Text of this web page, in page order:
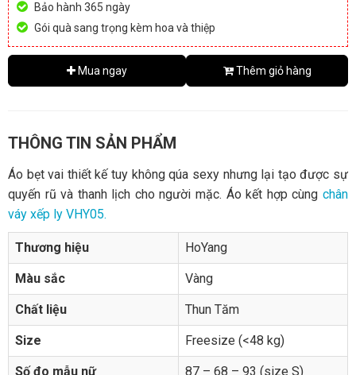
Bảo hành 365 ngày
Gói quà sang trọng kèm hoa và thiệp
Mua ngay Thêm giỏ hàng
THÔNG TIN SẢN PHẨM
Áo bẹt vai thiết kế tuy không qúa sexy nhưng lại tạo được sự
quyến rũ và thanh lịch cho người mặc. Áo kết hợp cùng chân
váy xếp ly VHY05.
Thương hiệu HoYang
Màu sắc Vàng
Chất liệu Thun Tăm
Size Freesize (<48 kg)
Số đo mẫu nữ 87 – 68 – 93 (size S)